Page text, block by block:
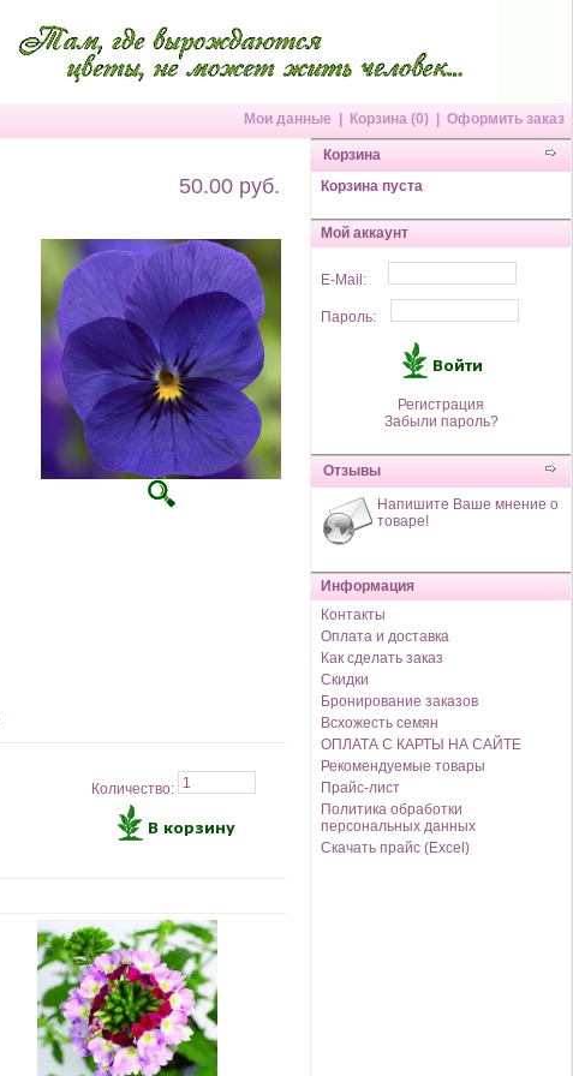
Мои данные Корзина (0)
Оформить заказ
50.00 руб.
Количество:
Корзина
Корзина пуста
Мой аккаунт
E-Mail:
Пароль:
Регистрация
Забыли пароль?
Отзывы
Напишите Ваше мнение о
товаре!
Информация
Контакты
Оплата и доставка
Как сделать заказ
Скидки
Бронирование заказов
Всхожесть семян
ОПЛАТА С КАРТЫ НА САЙТЕ
Рекомендуемые товары
Прайс-лист
Политика обработки
персональных данных
Скачать прайс (Excel)